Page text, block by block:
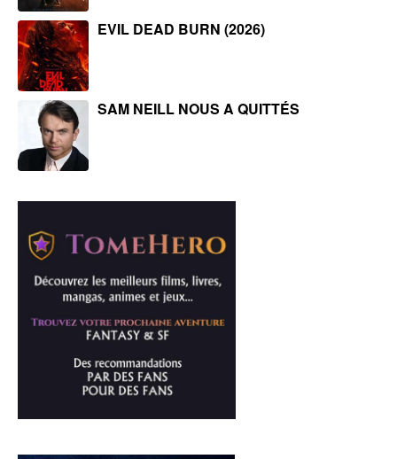
EVIL DEAD BURN (2026)
SAM NEILL NOUS A QUITTÉS